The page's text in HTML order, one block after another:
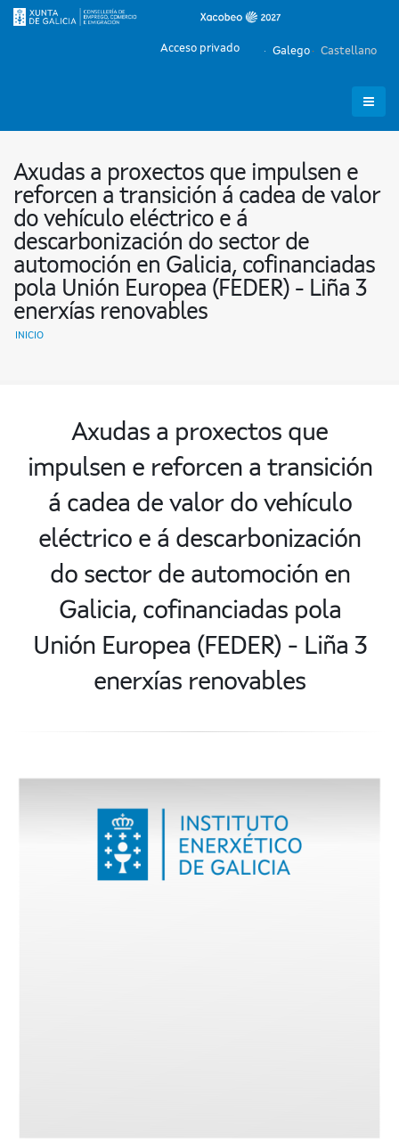
Galego Castellano
Acceso privado
Axudas a proxectos que impulsen e
reforcen a transición á cadea de valor
do vehículo eléctrico e á
descarbonización do sector de
automoción en Galicia, cofinanciadas
pola Unión Europea (FEDER) - Liña 3
enerxías renovables
INICIO
Axudas a proxectos que
impulsen e reforcen a transición
á cadea de valor do vehículo
eléctrico e á descarbonización
do sector de automoción en
Galicia, cofinanciadas pola
Unión Europea (FEDER) - Liña 3
enerxías renovables